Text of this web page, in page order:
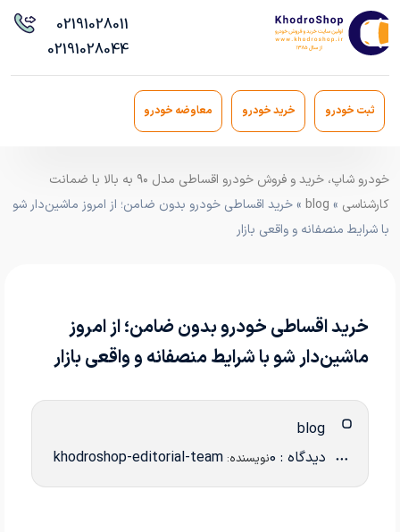
02191028011
02191028044
ثبت خودرو خرید خودرو معاوضه خودرو
خودرو شاپ، خرید و فروش خودرو اقساطی مدل ۹۰ به بالا با ضمانت
کارشناسی »
blog » خرید اقساطی خودرو بدون ضامن؛ از امروز ماشین‌دار شو
با شرایط منصفانه و واقعی بازار
خرید اقساطی خودرو بدون ضامن؛ از امروز
ماشین‌دار شو با شرایط منصفانه و واقعی بازار
دیدگاه : 0 نویسنده: khodroshop-editorial-team